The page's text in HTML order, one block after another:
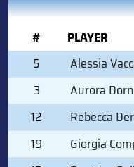
#
PLAYER
5
Alessia
3
Aurora
12
Rebecca
19
Giorgia